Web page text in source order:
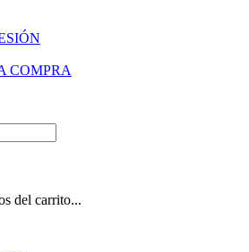
COMPRA
del carrito...